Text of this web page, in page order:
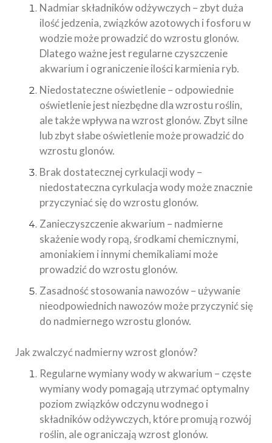
Nadmiar składników odżywczych – zbyt duża
ilość jedzenia, związków azotowych i fosforu w
wodzie może prowadzić do wzrostu glonów.
Dlatego ważne jest regularne czyszczenie
akwarium i ograniczenie ilości karmienia ryb.
Niedostateczne oświetlenie – odpowiednie
oświetlenie jest niezbędne dla wzrostu roślin,
ale także wpływa na wzrost glonów. Zbyt silne
lub zbyt słabe oświetlenie może prowadzić do
wzrostu glonów.
Brak dostatecznej cyrkulacji wody –
niedostateczna cyrkulacja wody może znacznie
przyczyniać się do wzrostu glonów.
Zanieczyszczenie akwarium – nadmierne
skażenie wody ropą, środkami chemicznymi,
amoniakiem i innymi chemikaliami może
prowadzić do wzrostu glonów.
Zasadność stosowania nawozów – używanie
nieodpowiednich nawozów może przyczynić się
do nadmiernego wzrostu glonów.
Jak zwalczyć nadmierny wzrost glonów?
Regularne wymiany wody w akwarium – częste
wymiany wody pomagają utrzymać optymalny
poziom związków odczynu wodnego i
składników odżywczych, które promują rozwój
roślin, ale ograniczają wzrost glonów.